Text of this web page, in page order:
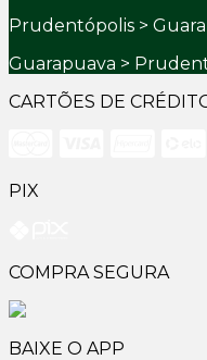
Prudentópolis >
Guarapuava >
CARTÕES DE
PIX
COMPRA SEGURA
BAIXE O APP